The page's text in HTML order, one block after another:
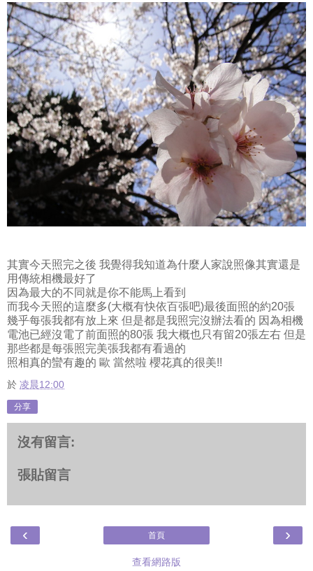
其實今天照完之後 我覺得我知道為什麼人家說照像其實還是
用傳統相機最好了
因為最大的不同就是你不能馬上看到
而我今天照的這麼多(大概有快依百張吧)最後面照的約20張
幾乎每張我都有放上來 但是都是我照完沒辦法看的 因為相機
電池已經沒電了前面照的80張 我大概也只有留20張左右 但是
那些都是每張照完美張我都有看過的
照相真的蠻有趣的 歐 當然啦 櫻花真的很美!!
於 凌晨12:00
分享
沒有留言:
張貼留言
‹ ›
首頁
查看網路版